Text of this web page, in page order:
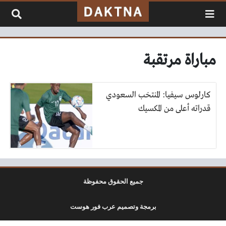
مباراة مرتقبة
كارلوس سيفيا: المنتخب السعودي
قدراته أعلى من المكسيك
جميع الحقوق محفوظة
برمجة وتصميم عرب فور هوست